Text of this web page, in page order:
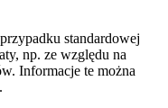
standardowej
np. ze względu na
Informacje te można